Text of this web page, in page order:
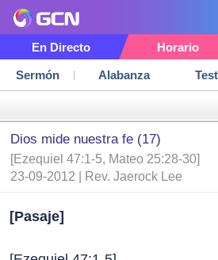
En Directo Horario
Sermón Alabanza
Dios mide nuestra fe (17)
[Ezequiel 47:1-5, Mateo 25:28-30]
23-09-2012 | Rev. Jaerock Lee
[Pasaje]